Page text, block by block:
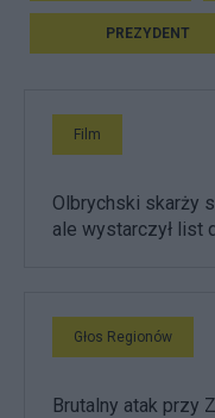
PREZYDENT
Film
Olbrychski skarży
ale wystarczył list
Głos Regionów
Brutalny atak przy